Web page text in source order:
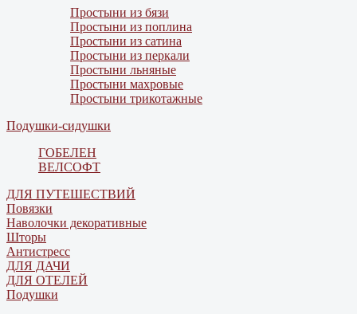
Простыни из бязи
Простыни из поплина
Простыни из сатина
Простыни из перкали
Простыни льняные
Простыни махровые
Простыни трикотажные
Подушки-сидушки
ГОБЕЛЕН
ВЕЛСОФТ
ДЛЯ ПУТЕШЕСТВИЙ
Повязки
Наволочки декоративные
Шторы
Антистресс
ДЛЯ ДАЧИ
ДЛЯ ОТЕЛЕЙ
Подушки